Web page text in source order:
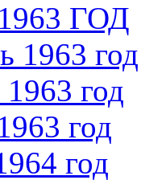
ГОД
1963 год
год
год
год